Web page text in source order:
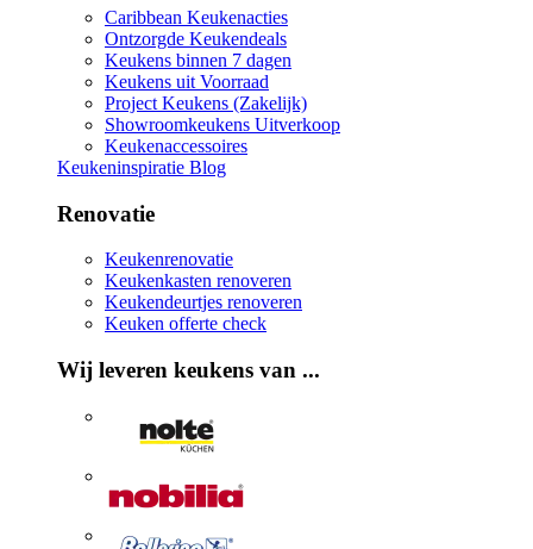
Caribbean Keukenacties
Ontzorgde Keukendeals
Keukens binnen 7 dagen
Keukens uit Voorraad
Project Keukens (Zakelijk)
Showroomkeukens Uitverkoop
Keukenaccessoires
Keukeninspiratie Blog
Renovatie
Keukenrenovatie
Keukenkasten renoveren
Keukendeurtjes renoveren
Keuken offerte check
Wij leveren keukens van ...